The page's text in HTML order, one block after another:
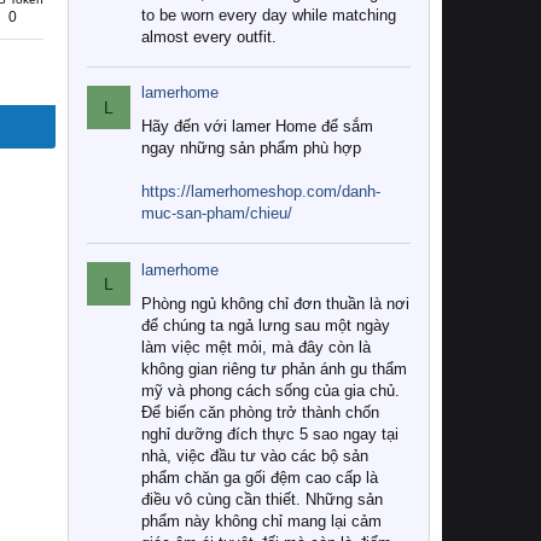
0
to be worn every day while matching
almost every outfit.
L
lamerhome
Hãy đến với lamer Home để sắm
ngay những sản phẩm phù hợp
https://lamerhomeshop.com/danh-
muc-san-pham/chieu/
L
lamerhome
Phòng ngủ không chỉ đơn thuần là nơi
để chúng ta ngả lưng sau một ngày
làm việc mệt mỏi, mà đây còn là
không gian riêng tư phản ánh gu thẩm
mỹ và phong cách sống của gia chủ.
Để biến căn phòng trở thành chốn
nghỉ dưỡng đích thực 5 sao ngay tại
nhà, việc đầu tư vào các bộ sản
phẩm chăn ga gối đệm cao cấp là
điều vô cùng cần thiết. Những sản
phẩm này không chỉ mang lại cảm